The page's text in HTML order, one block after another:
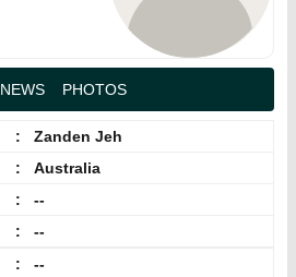
NEWS PHOTOS
:
Zanden Jeh
:
Australia
:
--
:
--
:
--